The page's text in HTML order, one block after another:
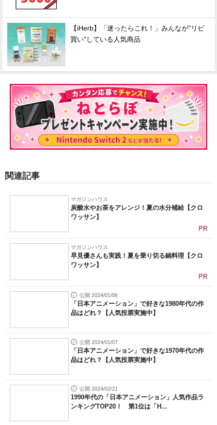
【iHerb】「迷ったらこれ！」みんなが"リピ
買い"している人気商品
関連記事
マガジンハウス
炭酸水やお茶をアレンジ！夏の水分補給【クロ
ワッサン】
PR
マガジンハウス
早見優さんも実践！夏を乗り切る鍋料理【クロ
ワッサン】
PR
公開 2024/01/06
「日本アニメーション」で好きな1980年代の作
品はどれ？【人気投票実施中】
公開 2024/01/07
「日本アニメーション」で好きな1970年代の作
品はどれ？【人気投票実施中】
公開 2024/02/21
1990年代の「日本アニメーション」人気作品ラ
ンキングTOP20！ 第1位は「H...